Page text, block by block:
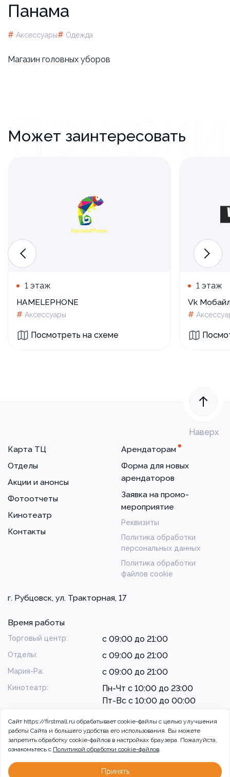
Панама
# Аксессуары# Одежда
Магазин головных уборов
Может заинтересовать
1 этаж
HAMELEPHONE
# Аксессуары
Посмотреть на схеме
1 этаж
Vk
#
Наверх
Карта ТЦ
Отделы
Акции и анонсы
Фотоотчеты
Кинотеатр
Контакты
Арендаторам
Форма для новых
арендаторов
Заявка на промо-
мероприятие
Реквизиты
Политика обработки
персональных данных
Политика обработки
файлов cookie
г. Рубцовск, ул. Тракторная, 17
Время работы
Торговый центр: с 09:00 до 21:00
Отделы: с 09:00 до 21:00
Мария-Ра: с 09:00 до 21:00
Кинотеатр:
Пн-Чт с 10:00 до 23:00
Пт-Вс с 10:00 до 00:00
© 2026 ТРЦ Радуга, г. Рубцовск
Сайт https://firstmall.ru обрабатывает cookie-файлы с целью улучшения
работы Сайта и большего удобства его использования. Вы можете
запретить обработку сookie-файлов в настройках браузера. Пожалуйста,
ознакомьтесь с Политикой обработки cookie-файлов.
Принять